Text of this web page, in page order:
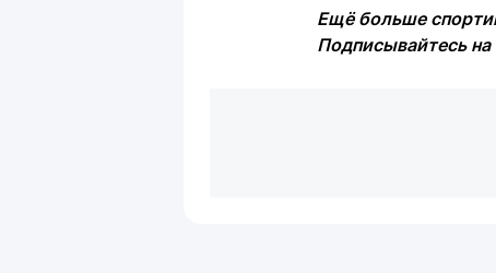
Ещё больше
Подписывайтесь